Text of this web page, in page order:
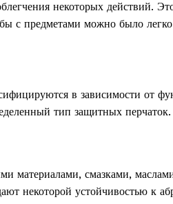
некоторых действий.
с предметами можно было легко
в зависимости от
тип защитных
материалами, смазками,
некоторой устойчивостью к